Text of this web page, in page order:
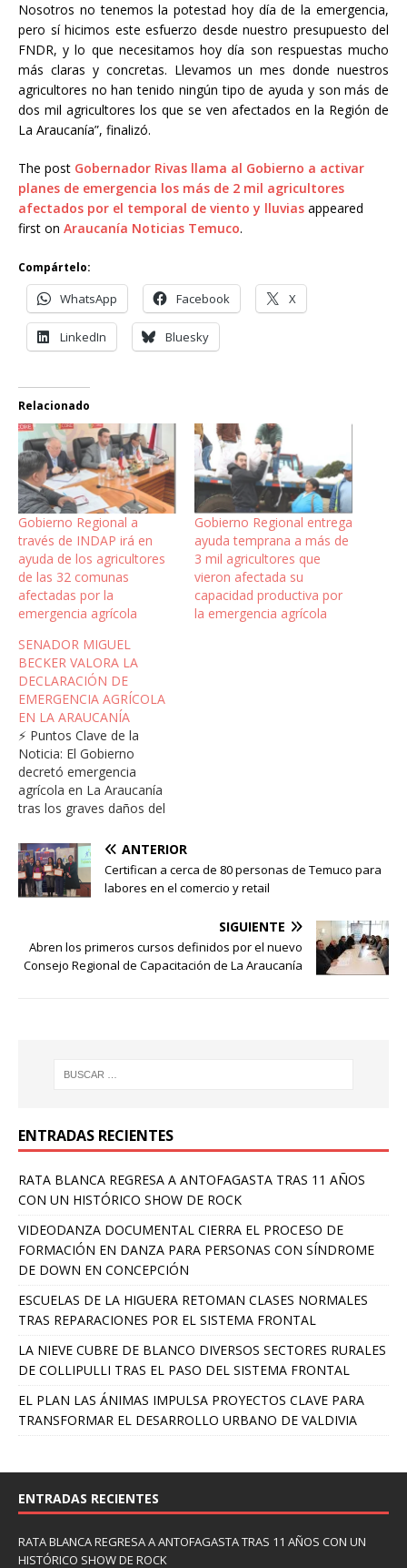
Nosotros no tenemos la potestad hoy día de la emergencia,
pero sí hicimos este esfuerzo desde nuestro presupuesto del
FNDR, y lo que necesitamos hoy día son respuestas mucho
más claras y concretas. Llevamos un mes donde nuestros
agricultores no han tenido ningún tipo de ayuda y son más de
dos mil agricultores los que se ven afectados en la Región de
La Araucanía”, finalizó.
The post Gobernador Rivas llama al Gobierno a activar
planes de emergencia los más de 2 mil agricultores
afectados por el temporal de viento y lluvias appeared
first on Araucanía Noticias Temuco.
Compártelo:
WhatsApp Facebook X
LinkedIn Bluesky
Relacionado
Gobierno Regional a
través de INDAP irá en
ayuda de los agricultores
de las 32 comunas
afectadas por la
emergencia agrícola
Gobierno Regional entrega
ayuda temprana a más de
3 mil agricultores que
vieron afectada su
capacidad productiva por
la emergencia agrícola
SENADOR MIGUEL
BECKER VALORA LA
DECLARACIÓN DE
EMERGENCIA AGRÍCOLA
EN LA ARAUCANÍA
⚡ Puntos Clave de la
Noticia: El Gobierno
decretó emergencia
agrícola en La Araucanía
tras los graves daños del
Becker subraya la urgencia
de distribuir los recursos
para familias y agricultores
damnificados. La medida
productivos y asegurar el
forraje para animales.…
ANTERIOR
Certifican a cerca de 80 personas de Temuco para
labores en el comercio y retail
SIGUIENTE
Abren los primeros cursos definidos por el nuevo
Consejo Regional de Capacitación de La Araucanía
ENTRADAS RECIENTES
RATA BLANCA REGRESA A ANTOFAGASTA TRAS 11 AÑOS
CON UN HISTÓRICO SHOW DE ROCK
VIDEODANZA DOCUMENTAL CIERRA EL PROCESO DE
FORMACIÓN EN DANZA PARA PERSONAS CON SÍNDROME
DE DOWN EN CONCEPCIÓN
ESCUELAS DE LA HIGUERA RETOMAN CLASES NORMALES
TRAS REPARACIONES POR EL SISTEMA FRONTAL
LA NIEVE CUBRE DE BLANCO DIVERSOS SECTORES RURALES
DE COLLIPULLI TRAS EL PASO DEL SISTEMA FRONTAL
EL PLAN LAS ÁNIMAS IMPULSA PROYECTOS CLAVE PARA
TRANSFORMAR EL DESARROLLO URBANO DE VALDIVIA
ENTRADAS RECIENTES
RATA BLANCA REGRESA A ANTOFAGASTA TRAS 11 AÑOS CON UN
HISTÓRICO SHOW DE ROCK